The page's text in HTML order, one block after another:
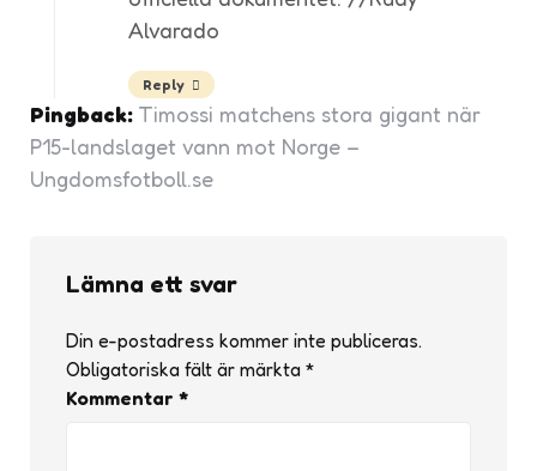
Alvarado
Reply
Pingback: Timossi matchens stora gigant när
P15-landslaget vann mot Norge –
Ungdomsfotboll.se
Lämna ett svar
Din e-postadress kommer inte publiceras.
Obligatoriska fält är märkta *
Kommentar *